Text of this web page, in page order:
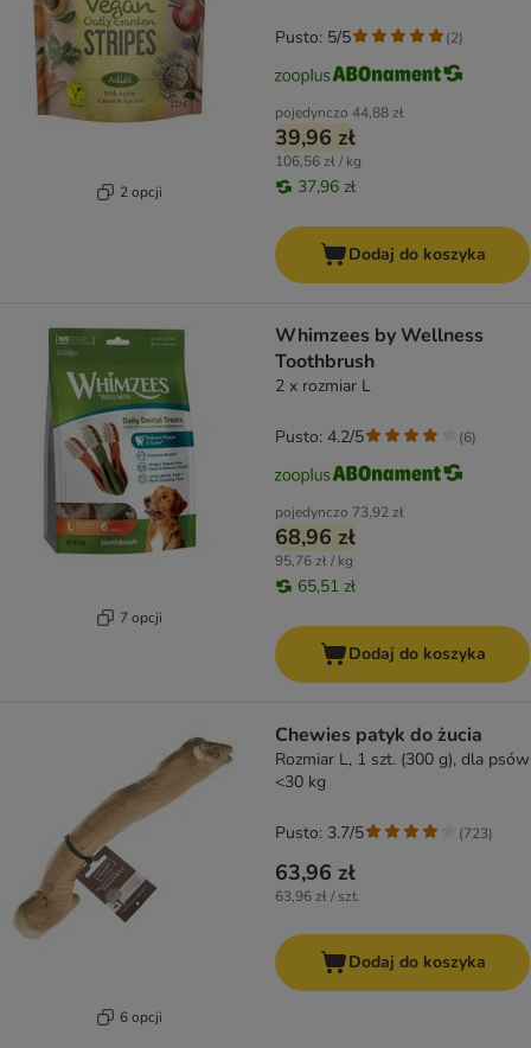
2 opcji
pojedynczo 44,88 zł
39,96 zł
106,56 zł / kg
37,96 zł
Pusto: 5/5 (2)
Dodaj do koszyka
7 opcji
Whimzees by Wellness
Toothbrush
2 x rozmiar L
pojedynczo 73,92 zł
68,96 zł
95,76 zł / kg
65,51 zł
Pusto: 4.2/5 (6)
Dodaj do koszyka
6 opcji
Chewies patyk do żucia
Rozmiar L, 1 szt. (300 g), dla psów
<30 kg
63,96 zł
63,96 zł / szt.
Pusto: 3.7/5 (723)
Dodaj do koszyka